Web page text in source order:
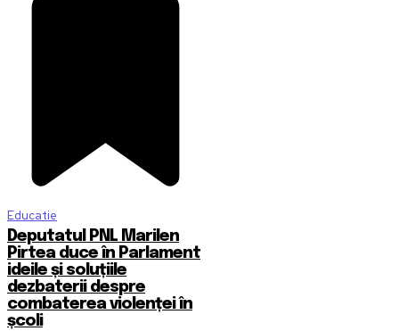
Educatie
Deputatul PNL Marilen
Pirtea duce în Parlament
ideile și soluțiile
dezbaterii despre
combaterea violenței în
școli